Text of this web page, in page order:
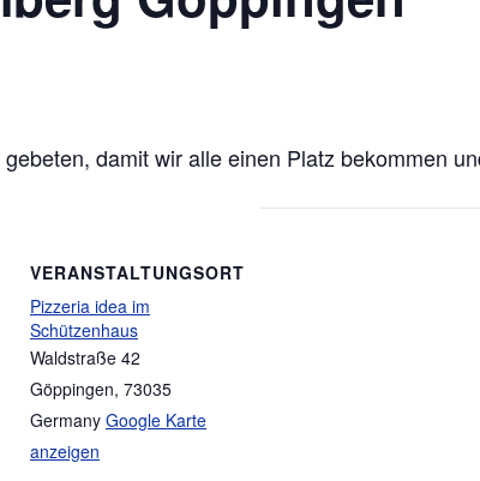
damit wir alle einen Platz bekommen
VERANSTALTUNGSORT
Pizzeria idea im
Schützenhaus
Waldstraße 42
Göppingen, 73035
Germany Google Karte
anzeigen